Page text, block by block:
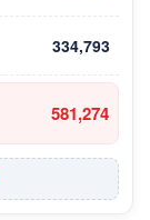
334,793
581,274